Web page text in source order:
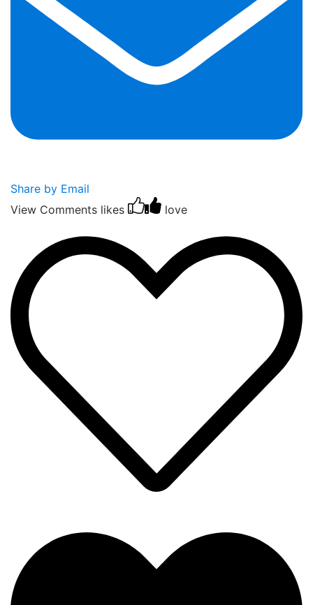
Share by Email
View Comments likes love